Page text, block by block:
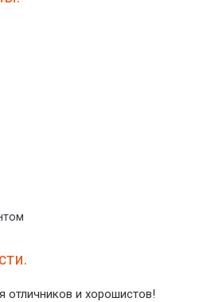
отличников и хорошистов!